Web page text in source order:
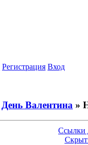
Регистрация Вход
День Валентина »
Ссылки